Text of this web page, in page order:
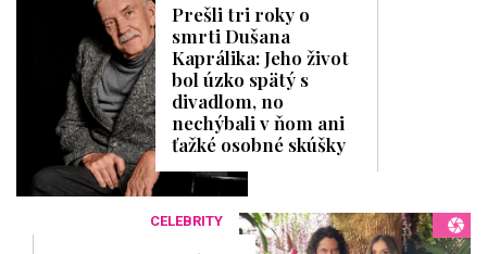
Prešli tri roky o
smrti Dušana
Kaprálika: Jeho život
bol úzko spätý s
divadlom, no
nechýbali v ňom ani
ťažké osobné skúšky
CELEBRITY